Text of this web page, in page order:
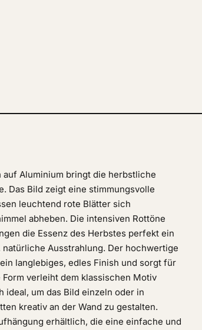
auf Aluminium bringt die herbstliche
Das Bild zeigt eine stimmungsvolle
leuchtend rote Blätter sich
abheben. Die intensiven Rottöne
die Essenz des Herbstes perfekt ein
Ausstrahlung. Der hochwertige
langlebiges, edles Finish und sorgt für
verleiht dem klassischen Motiv
ideal, um das Bild einzeln oder in
kreativ an der Wand zu gestalten.
erhältlich, die eine einfache und